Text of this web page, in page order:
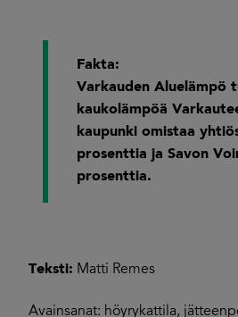
Fakta:
Varkauden Aluelämpö
kaukolämpöä
kaupunki omistaa
prosenttia ja Savon
prosenttia.
Teksti: Matti Remes
Avainsanat: höyrykattila,